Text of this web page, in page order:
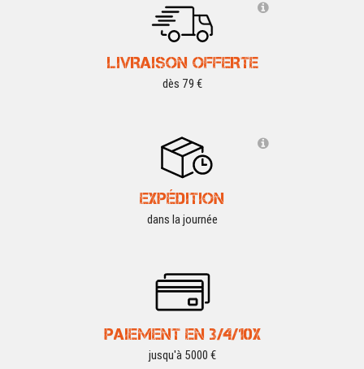
LIVRAISON OFFERTE
dès 79 €
EXPÉDITION
dans la journée
PAIEMENT EN 3/4/10X
jusqu'à 5000 €